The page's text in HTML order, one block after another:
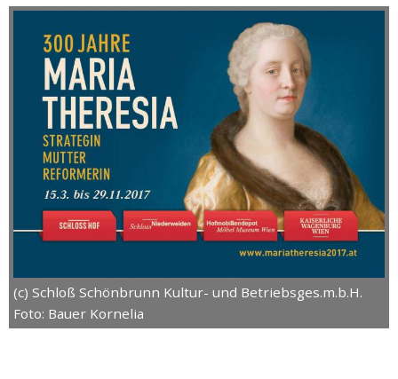
(c) Schloß Schönbrunn Kultur- und Betriebsges.m.b.H.
Foto: Bauer Kornelia